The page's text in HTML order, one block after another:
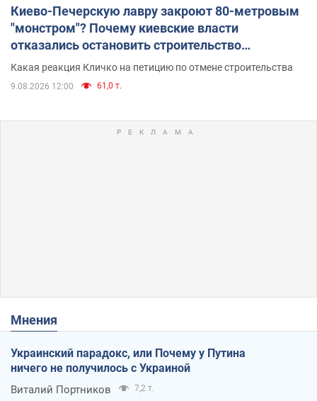
Киево-Печерскую лавру закроют 80-метровым
"монстром"? Почему киевские власти
отказались остановить строительство
небоскреба "московского верующего"
Какая реакция Кличко на петицию по отмене строительства
9.08.2026 12:00 61,0 т.
Мнения
Украинский парадокс, или Почему у Путина
ничего не получилось с Украиной
Виталий Портников 7,2 т.